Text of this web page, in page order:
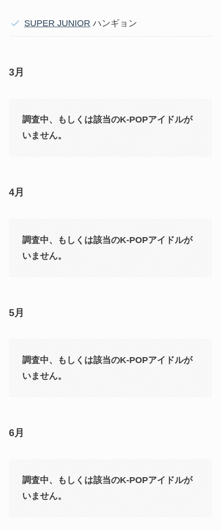
SUPER JUNIOR ハンギョン
3月
調査中、もしくは該当のK-POPアイドルが
いません。
4月
調査中、もしくは該当のK-POPアイドルが
いません。
5月
調査中、もしくは該当のK-POPアイドルが
いません。
6月
調査中、もしくは該当のK-POPアイドルが
いません。